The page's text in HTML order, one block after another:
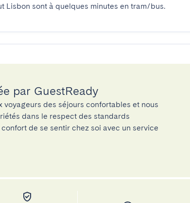
Lisbon sont à quelques minutes en tram/bus.
par GuestReady
voyageurs des séjours confortables et nous
dans le respect des standards
de se sentir chez soi avec un service